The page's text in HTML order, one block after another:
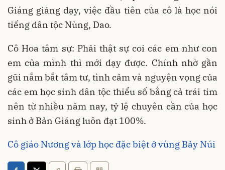
Giáng giảng dạy, việc đầu tiên của cô là học nói
tiếng dân tộc Nùng, Dao.
Cô Hoa tâm sự: Phải thật sự coi các em như con
em của mình thì mới dạy được. Chính nhờ gần
gũi nắm bắt tâm tư, tình cảm và nguyện vọng của
các em học sinh dân tộc thiểu số bằng cả trái tim
nên từ nhiều năm nay, tỷ lệ chuyên cần của học
sinh ở Bản Giáng luôn đạt 100%.
Cô giáo Nương và lớp học đặc biệt ở vùng Bảy Núi